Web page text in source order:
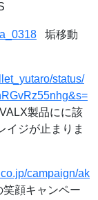
垢移動
status/
製品にに該
イジが止まりま
campaign/ak
顔キャンペー